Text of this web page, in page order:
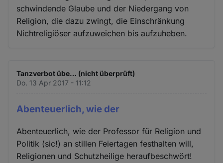
schwindende Glaube und der Niedergang von
Religion, die dazu zwingt, die Einschränkung
Nichtreligiöser aufzuweichen bis aufzuheben.
Tanzverbot übe… (nicht überprüft)
Do. 13 Apr 2017 - 11:12
Abenteuerlich, wie der
Abenteuerlich, wie der Professor für Religion und
Politik (sic!) an stillen Feiertagen festhalten will,
Religionen und Schutzheilige heraufbeschwört!